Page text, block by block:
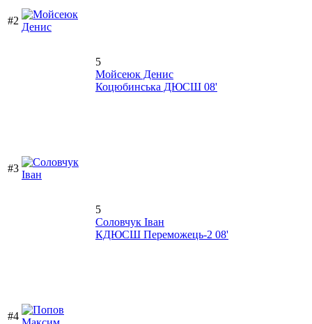
#2
5
Мойсеюк Денис
Коцюбинська ДЮСШ 08'
#3
5
Соловчук Іван
КДЮСШ Переможець-2 08'
#4